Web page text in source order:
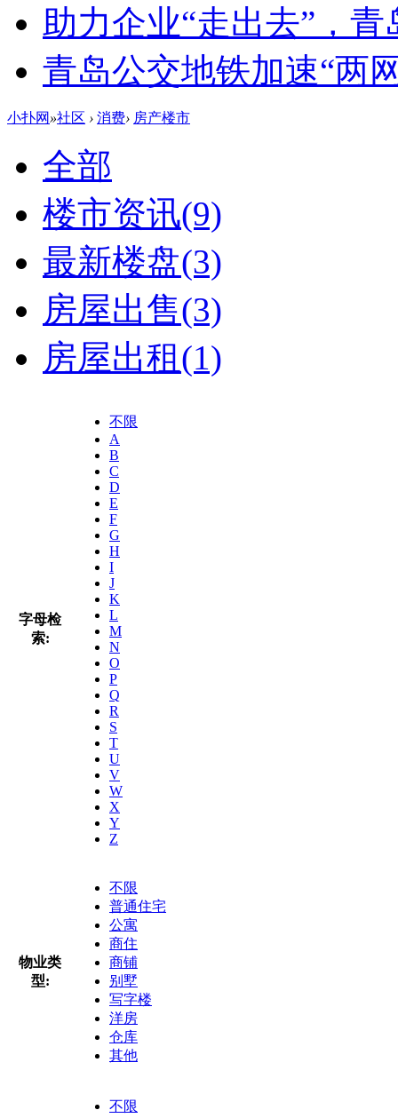
助力企业“走出去”，
青岛公交地铁加速“两
小扑网 »社区 › 消费› 房产楼市
全部
楼市资讯(9)
最新楼盘(3)
房屋出售(3)
房屋出租(1)
字母检
索:
不限
A
B
C
D
E
F
G
H
I
J
K
L
M
N
O
P
Q
R
S
T
U
V
W
X
Y
Z
物业类
型:
不限
普通住宅
公寓
商住
商铺
别墅
写字楼
洋房
仓库
其他
不限